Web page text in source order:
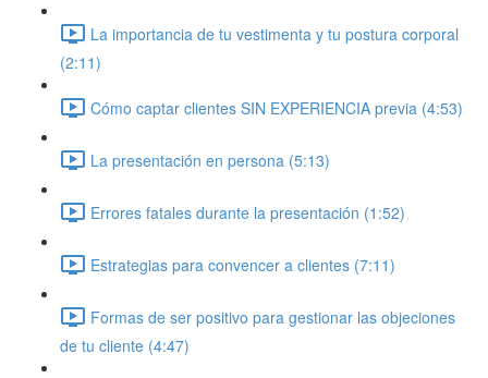
La importancia de tu vestimenta y tu postura corporal
(2:11)
Cómo captar clientes SIN EXPERIENCIA previa (4:53)
La presentación en persona (5:13)
Errores fatales durante la presentación (1:52)
Estrategias para convencer a clientes (7:11)
Formas de ser positivo para gestionar las objeciones
de tu cliente (4:47)